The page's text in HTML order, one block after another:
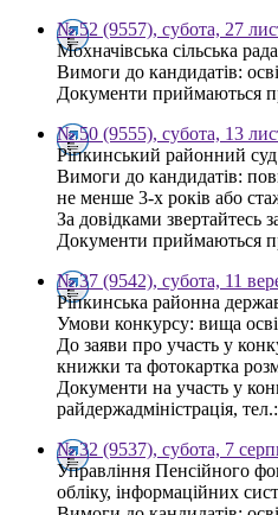
№ 52 (9557), субота, 27
Мохначівська сільська
Вимоги до кандидатів:
Документи приймаються
№ 50 (9555), субота, 13
Ріпкинський районний суд
Вимоги до кандидатів:
не менше 3-х років або
За довідками звертайтесь
Документи приймаються
№ 37 (9542), субота, 11
Ріпкинська районна
Умови конкурсу: вища
До заяви про участь у
книжки та фотокартка
Документи на участь у
райдержадміністрація,
№ 32 (9537), субота, 7
Управління Пенсійного
обліку, інформаційних